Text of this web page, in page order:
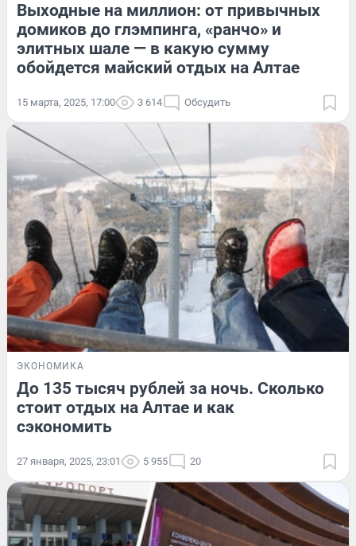
Выходные на миллион: от привычных
домиков до глэмпинга, «ранчо» и
элитных шале — в какую сумму
обойдется майский отдых на Алтае
15 марта, 2025, 17:00 3 614 Обсудить
ЭКОНОМИКА
До 135 тысяч рублей за ночь. Сколько
стоит отдых на Алтае и как
сэкономить
27 января, 2025, 23:01 5 955 20